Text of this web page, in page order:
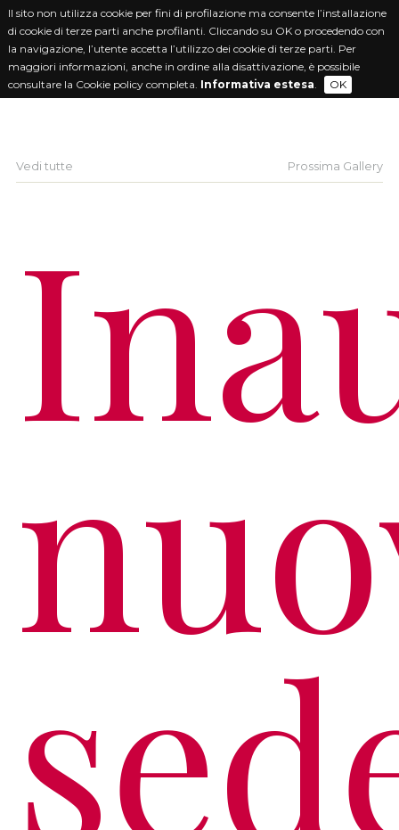
Vedi tutte Prossima Gallery
Il sito non utilizza cookie per fini di profilazione ma consente l’installazione
di cookie di terze parti anche profilanti. Cliccando su OK o procedendo con
la navigazione, l’utente accetta l’utilizzo dei cookie di terze parti. Per
maggiori informazioni, anche in ordine alla disattivazione, è possibile
consultare la Cookie policy completa. Informativa estesa. OK